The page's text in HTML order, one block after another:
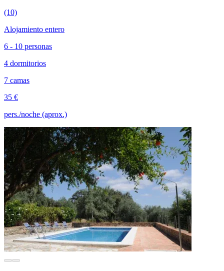
(10)
Alojamiento entero
6 - 10 personas
4 dormitorios
7 camas
35 €
pers./noche (aprox.)